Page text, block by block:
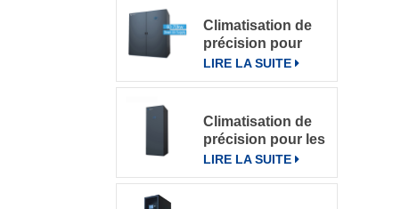
Climatisation de
précision pour
grande salle de
serveurs
LIRE LA SUITE
Climatisation de
précision pour les
salles
informatiques
LIRE LA SUITE